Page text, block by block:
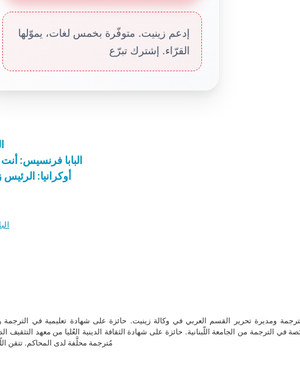
إدعم زينيت. متوفّرة بخمس لغات، يموّلها
القرّاء. إشترك تبرّع
البابا فرنسيس:
أوكرانيا:
مُترجمة ومديرة تحرير القسم العربي في وكالة زينيت. حائزة على شهادة تعليمية في الترجمة
في الترجمة من الجامعة اللّبنانية. حائزة على شهادة الثقافة الدينية العُليا من معهد التثقيف
مُترجمة محلَّفة لدى المحاكم. تتقن